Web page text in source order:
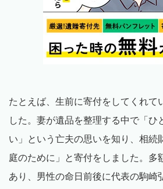
たとえば、生前に寄付をしてくれて
した。妻が遺品を整理する中で「ひ
い」という亡夫の思いを知り、相続
庭のために」と寄付をしました。多
あり、男性の命日前後に代表の駒崎